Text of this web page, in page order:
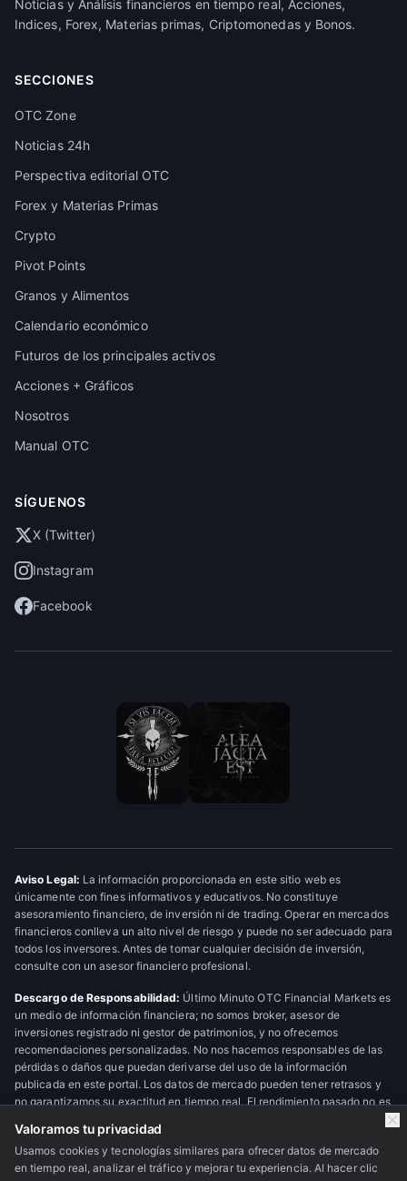
Noticias y Análisis financieros en tiempo real, Acciones,
Indices, Forex, Materias primas, Criptomonedas y Bonos.
SECCIONES
OTC Zone
Noticias 24h
Perspectiva editorial OTC
Forex y Materias Primas
Crypto
Pivot Points
Granos y Alimentos
Calendario económico
Futuros de los principales activos
Acciones + Gráficos
Nosotros
Manual OTC
SÍGUENOS
X (Twitter)
Instagram
Facebook
Aviso Legal: La información proporcionada en este sitio web es
únicamente con fines informativos y educativos. No constituye
asesoramiento financiero, de inversión ni de trading. Operar en mercados
financieros conlleva un alto nivel de riesgo y puede no ser adecuado para
todos los inversores. Antes de tomar cualquier decisión de inversión,
consulte con un asesor financiero profesional.
Descargo de Responsabilidad: Último Minuto OTC Financial Markets es
un medio de información financiera; no somos broker, asesor de
inversiones registrado ni gestor de patrimonios, y no ofrecemos
recomendaciones personalizadas. No nos hacemos responsables de las
pérdidas o daños que puedan derivarse del uso de la información
publicada en este portal. Los datos de mercado pueden tener retrasos y
no garantizamos su exactitud en tiempo real. El rendimiento pasado no es
Valoramos tu privacidad
Usamos cookies y tecnologías similares para ofrecer datos de mercado
en tiempo real, analizar el tráfico y mejorar tu experiencia. Al hacer clic